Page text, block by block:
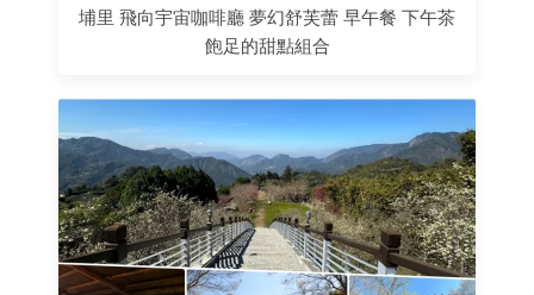
埔里 飛向宇宙咖啡廳 夢幻舒芙蕾 早午餐 下午茶
飽足的甜點組合